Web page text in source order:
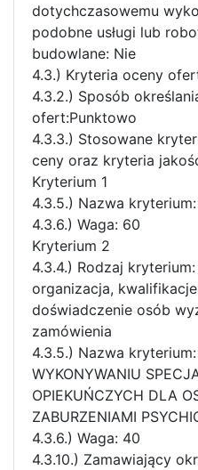
dotychczasowemu
podobne usługi lub
budowlane: Nie
4.3.) Kryteria oceny
4.3.2.) Sposób
ofert:Punktowo
4.3.3.) Stosowane
ceny oraz kryteria
Kryterium 1
4.3.5.) Nazwa
4.3.6.) Waga: 60
Kryterium 2
4.3.4.) Rodzaj kryterium:
organizacja,
doświadczenie osób
zamówienia
4.3.5.) Nazwa kryterium:
WYKONYWANIU
OPIEKUŃCZYCH DLA
ZABURZENIAMI
4.3.6.) Waga: 40
4.3.10.) Zamawiający